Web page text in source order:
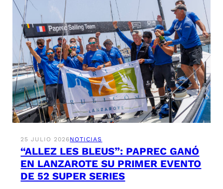
25 JULIO 2026NOTICIAS
“ALLEZ LES BLEUS”: PAPREC GANÓ
EN LANZAROTE SU PRIMER EVENTO
DE 52 SUPER SERIES